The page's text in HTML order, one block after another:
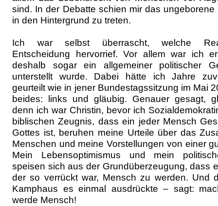
sind. In der Debatte schien mir das ungeborene
in den Hintergrund zu treten.
Ich war selbst überrascht, welche
Entscheidung hervorrief. Vor allem war ich
deshalb sogar ein allgemeiner politischer
unterstellt wurde. Dabei hätte ich Jahre
geurteilt wie in jener Bundestagssitzung im Mai
beides: links und gläubig. Genauer gesagt,
denn ich war Christin, bevor ich
biblischen Zeugnis, dass ein jeder Mensch
Gottes ist, beruhen meine Urteile über das
Menschen und meine Vorstellungen von einer
Mein Lebensoptimismus und mein
speisen sich aus der Grundüberzeugung, dass
der so verrückt war, Mensch zu werden. Und
Kamphaus es einmal ausdrückte – sagt:
werde Mensch!